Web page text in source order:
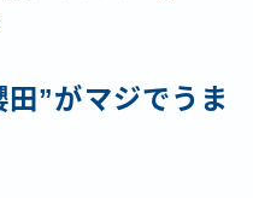
”がマジでうま